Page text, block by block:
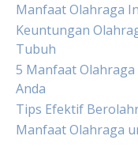
Manfaat Olahraga
Keuntungan
Tubuh
5 Manfaat
Anda
Tips Efektif
Manfaat Olahraga